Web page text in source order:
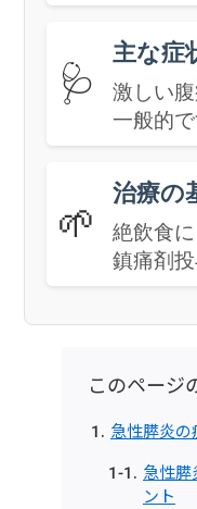
🩺
主な症
激しい
一般的で
🌱
治療の
絶飲食
鎮痛剤
このページ
急性膵炎
急性膵
ント